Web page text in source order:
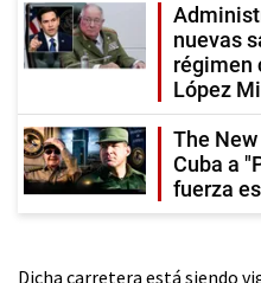
nuevas
régimen
López
The New
Cuba a
fuerza
Dicha carretera está siendo